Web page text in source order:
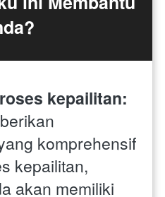
komprehensif
kepailitan,
akan memiliki